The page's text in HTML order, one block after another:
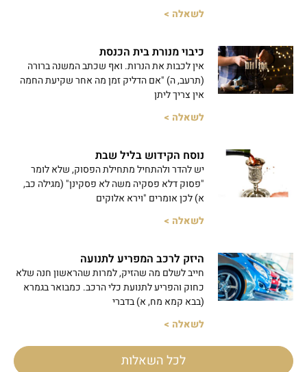
לשאלה >
כיבוי מנורת בית הכנסת
אין לכבות את הנרות. ואף שכתב המשנה ברורה
(תרעב, ה) "אם הדליק זמן מה אחר שקיעת החמה
אין צריך ליתן
לשאלה >
נוסח הקידוש בליל שבת
יש להדר ולהתחיל מתחילת הפסוק, שלא לומר
"פסוק דלא פסקיה משה לא פסקינן" (מגילה כב,
א) לכן אומרים "וירא אלוקים
לשאלה >
היזק לרכב המפריע לתנועה
חייב לשלם מה שהזיק, למרות שהראשון חנה שלא
כחוק והפריע לתנועת כלי הרכב. כמבואר בגמרא
(בבא קמא מח, א) בדברי
לשאלה >
לכל השאלות